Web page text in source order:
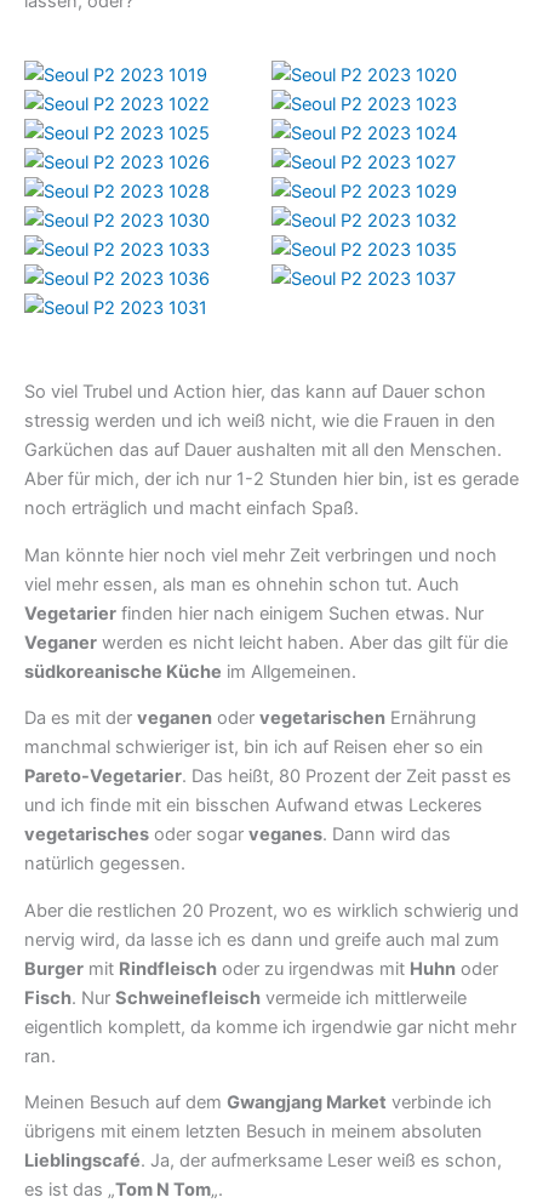
So viel Trubel und Action hier, das kann auf Dauer schon
stressig werden und ich weiß nicht, wie die Frauen in den
Garküchen das auf Dauer aushalten mit all den Menschen.
Aber für mich, der ich nur 1-2 Stunden hier bin, ist es gerade
noch erträglich und macht einfach Spaß.
Man könnte hier noch viel mehr Zeit verbringen und noch
viel mehr essen, als man es ohnehin schon tut. Auch
Vegetarier finden hier nach einigem Suchen etwas. Nur
Veganer werden es nicht leicht haben. Aber das gilt für die
südkoreanische Küche im Allgemeinen.
Da es mit der veganen oder vegetarischen Ernährung
manchmal schwieriger ist, bin ich auf Reisen eher so ein
Pareto-Vegetarier. Das heißt, 80 Prozent der Zeit passt es
und ich finde mit ein bisschen Aufwand etwas Leckeres
vegetarisches oder sogar veganes. Dann wird das
natürlich gegessen.
Aber die restlichen 20 Prozent, wo es wirklich schwierig und
nervig wird, da lasse ich es dann und greife auch mal zum
Burger mit Rindfleisch oder zu irgendwas mit Huhn oder
Fisch. Nur Schweinefleisch vermeide ich mittlerweile
eigentlich komplett, da komme ich irgendwie gar nicht mehr
ran.
Meinen Besuch auf dem Gwangjang Market verbinde ich
übrigens mit einem letzten Besuch in meinem absoluten
Lieblingscafé. Ja, der aufmerksame Leser weiß es schon,
es ist das „Tom N Tom„.